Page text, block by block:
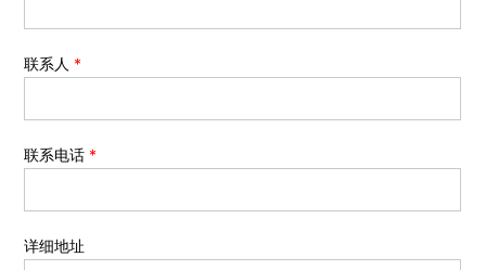
联系人 *
联系电话 *
详细地址